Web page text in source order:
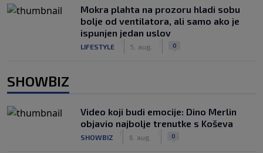
Mokra plahta na prozoru hladi sobu
bolje od ventilatora, ali samo ako je
ispunjen jedan uslov
LIFESTYLE 5. aug. 0
SHOWBIZ
Video koji budi emocije: Dino Merlin
objavio najbolje trenutke s Koševa
SHOWBIZ 6. aug. 0